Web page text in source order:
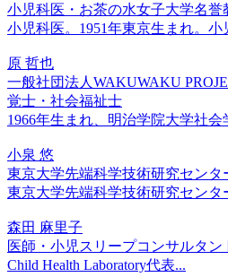
小児科医・お茶の水女子大学名誉
小児科医。1951年東京生まれ。小
原 哲也
一般社団法人WAKUWAKU
覚士・社会福祉士
1966年生まれ、明治学院大学社
小泉 悠
東京大学先端科学技術研究センタ
東京大学先端科学技術研究センタ